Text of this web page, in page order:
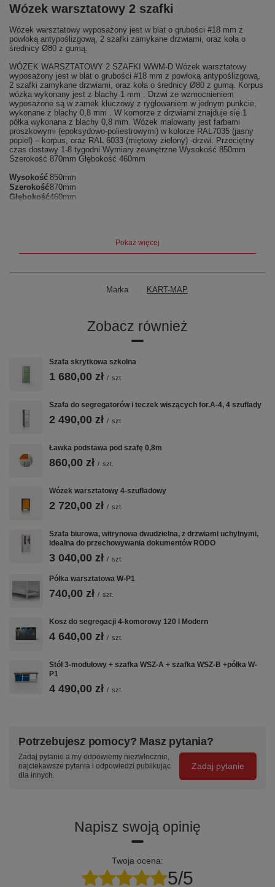
Wózek warsztatowy 2 szafki
Wózek warsztatowy wyposażony jest w blat o grubości #18 mm z
powłoką antypoślizgową, 2 szafki zamykane drzwiami, oraz koła o
średnicy Ø80 z gumą.
WÓZEK WARSZTATOWY 2 SZAFKI WWM-D Wózek warsztatowy
wyposażony jest w blat o grubości #18 mm z powłoką antypoślizgową,
2 szafki zamykane drzwiami, oraz koła o średnicy Ø80 z gumą. Korpus
wózka wykonany jest z blachy 1 mm . Drzwi ze wzmocnieniem
wyposażone są w zamek kluczowy z ryglowaniem w jednym punkcie,
wykonane z blachy 0,8 mm . W komorze z drzwiami znajduje się 1
półka wykonana z blachy 0,8 mm. Wózek malowany jest farbami
proszkowymi (epoksydowo-poliestrowymi) w kolorze RAL7035 (jasny
popiel) – korpus, oraz RAL 6033 (miętowy zielony) -drzwi. Przeciętny
czas dostawy 1-8 tygodni Wymiary zewnętrzne Wysokość 850mm
Szerokość 870mm Głębokość 460mm
Wysokość 850mm
Szerokość870mm
Głębokość460mm
Pokaż więcej
Marka KART-MAP
Zobacz również
Szafa skrytkowa szkolna
1 680,00 zł / szt.
Szafa do segregatorów i teczek wiszących for.A-4, 4 szuflady
2 490,00 zł / szt.
Ławka podstawa pod szafę 0,8m
860,00 zł / szt.
Wózek warsztatowy 4-szufladowy
2 720,00 zł / szt.
Szafa biurowa, witrynowa dwudzielna, z drzwiami uchylnymi,
idealna do przechowywania dokumentów RODO
3 040,00 zł / szt.
Półka warsztatowa W-P1
740,00 zł / szt.
Kosz do segregacji 4-komorowy 120 l Modern
4 640,00 zł / szt.
Stół 3-modułowy + szafka WSZ-A + szafka WSZ-B +półka W-
P1
4 490,00 zł / szt.
Potrzebujesz pomocy? Masz pytania?
Zadaj pytanie a my odpowiemy niezwłocznie,
najciekawsze pytania i odpowiedzi publikując
dla innych.
Zadaj pytanie
Napisz swoją opinię
Twoja ocena:
5/5